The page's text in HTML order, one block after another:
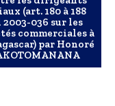
(art. 180 à 188
2003-036 sur les
commerciales à
par Honoré